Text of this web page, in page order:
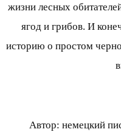
жизни лесных
ягод и грибов. И
историю о простом
Автор: немецкий